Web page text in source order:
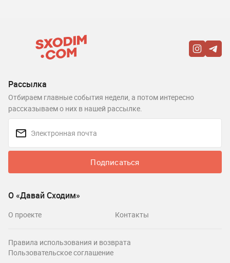
Рассылка
Отбираем главные события недели, а потом интересно
рассказываем о них в нашей рассылке.
Подписаться
О «Давай Сходим»
О проекте Контакты
Правила использования и возврата
Пользовательское соглашение